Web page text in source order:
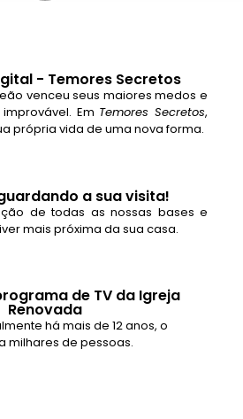
- Temores Secretos
venceu seus maiores medos e
Em Temores Secretos,
própria vida de uma nova forma.
a sua visita!
de todas as nossas bases e
mais próxima da sua casa.
de TV da Igreja
Renovada
há mais de 12 anos, o
milhares de pessoas.